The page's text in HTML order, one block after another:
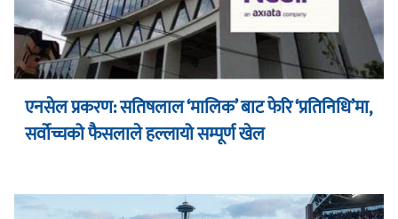
एनसेल प्रकरण: सतिषलाल ‘मालिक’ बाट फेरि ‘प्रतिनिधि’मा,
सर्वोच्चको फैसलाले हल्लायो सम्पूर्ण खेल